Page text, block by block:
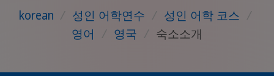
korean / 성인 어학연수 / 성인 어학 코스 /
영어 / 영국 / 숙소소개